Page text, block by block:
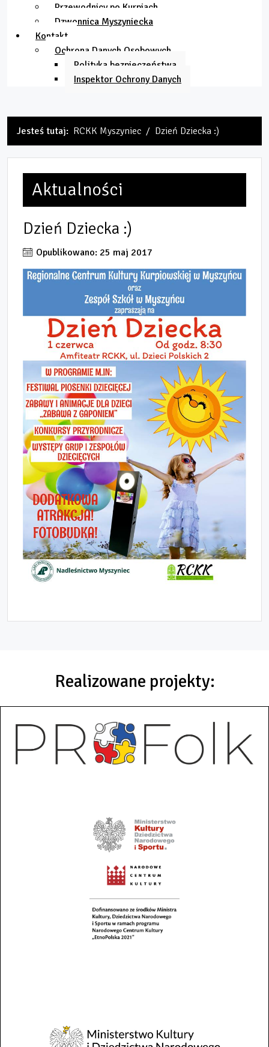
Przewodnicy po Kurpiach
Dzwonnica Myszyniecka
Kontakt
Ochrona Danych Osobowych
Polityka bezpieczeństwa
Inspektor Ochrony Danych
Jesteś tutaj: RCKK Myszyniec Dzień Dziecka :)
Aktualności
Dzień Dziecka :)
Opublikowano: 25 maj 2017
Realizowane projekty: